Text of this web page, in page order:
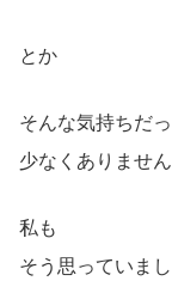
とか
そんな気持ちだ
少なくありません
私も
そう思っていま